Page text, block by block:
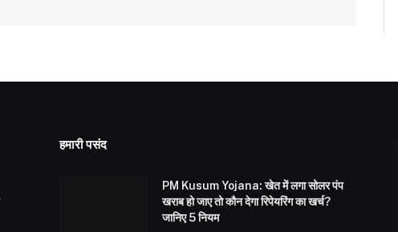
हमारी पसंद
PM Kusum Yojana: खेत में लगा सोलर पंप
खराब हो जाए तो कौन देगा रिपेयरिंग का खर्च?
जानिए 5 नियम